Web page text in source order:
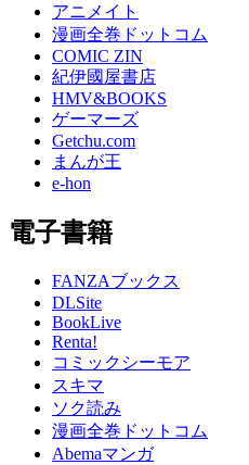
アニメイト
漫画全巻ドットコム
COMIC ZIN
紀伊國屋書店
HMV&BOOKS
ゲーマーズ
Getchu.com
まんが王
e-hon
電子書籍
FANZAブックス
DLSite
BookLive
Renta!
コミックシーモア
スキマ
ソク読み
漫画全巻ドットコム
Abemaマンガ